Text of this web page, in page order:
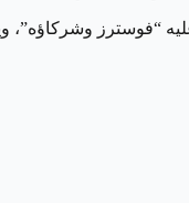
“فوسترز وشركاؤه”،